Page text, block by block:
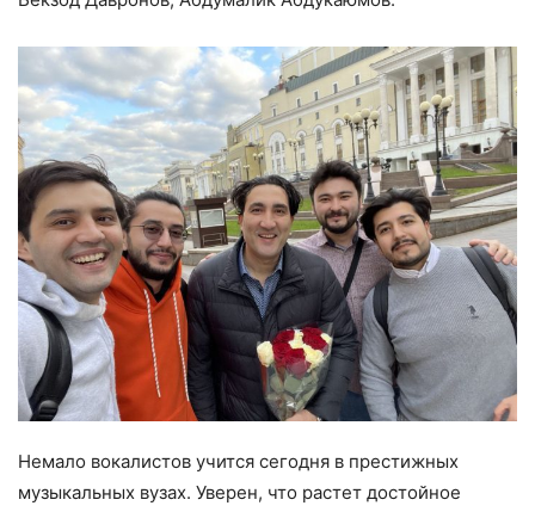
Немало вокалистов учится сегодня в престижных
музыкальных вузах. Уверен, что растет достойное